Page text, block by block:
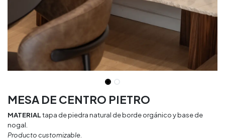
MESA DE CENTRO PIETRO
MATERIALtapa de piedra natural de borde orgánico y base de
nogal.
Producto customizable.